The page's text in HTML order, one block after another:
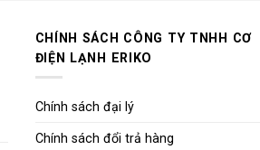
CHÍNH SÁCH CÔNG TY TNHH CƠ
ĐIỆN LẠNH ERIKO
Chính sách đại lý
Chính sách đổi trả hàng